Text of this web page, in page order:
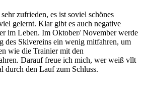
zufrieden, es ist soviel schönes
gelernt. Klar gibt es auch negative
im Leben. Im Oktober/ November werde
des Skivereins ein wenig mitfahren, um
wie die Trainier mit den
Darauf freue ich mich, wer weiß vllt
durch den Lauf zum Schluss.